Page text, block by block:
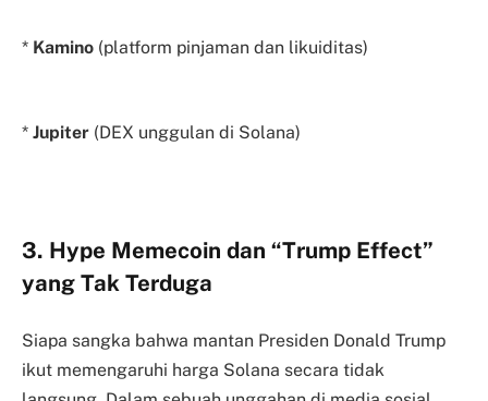
* Kamino (platform pinjaman dan likuiditas)
* Jupiter (DEX unggulan di Solana)
3. Hype Memecoin dan “Trump Effect”
yang Tak Terduga
Siapa sangka bahwa mantan Presiden Donald Trump
ikut memengaruhi harga Solana secara tidak